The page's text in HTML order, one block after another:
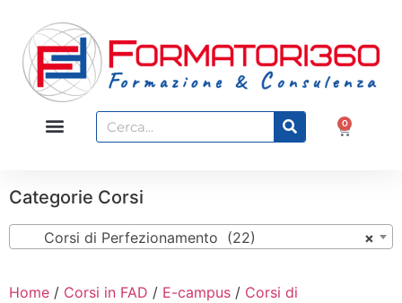
0
Categorie Corsi
×
Corsi di Perfezionamento (22)
Home / Corsi in FAD / E-campus / Corsi di